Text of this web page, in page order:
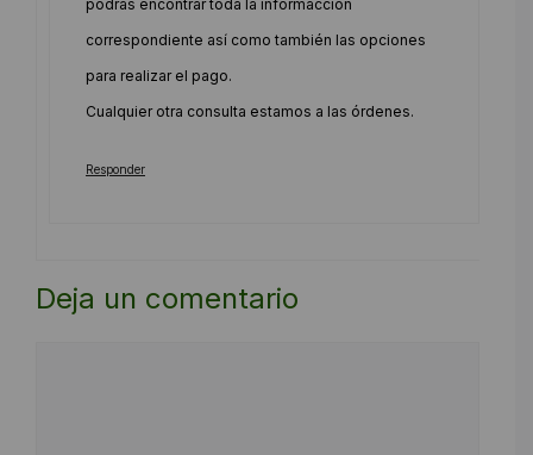
podrás encontrar toda la informacción
correspondiente así como también las opciones
para realizar el pago.
Cualquier otra consulta estamos a las órdenes.
Responder
Deja un comentario